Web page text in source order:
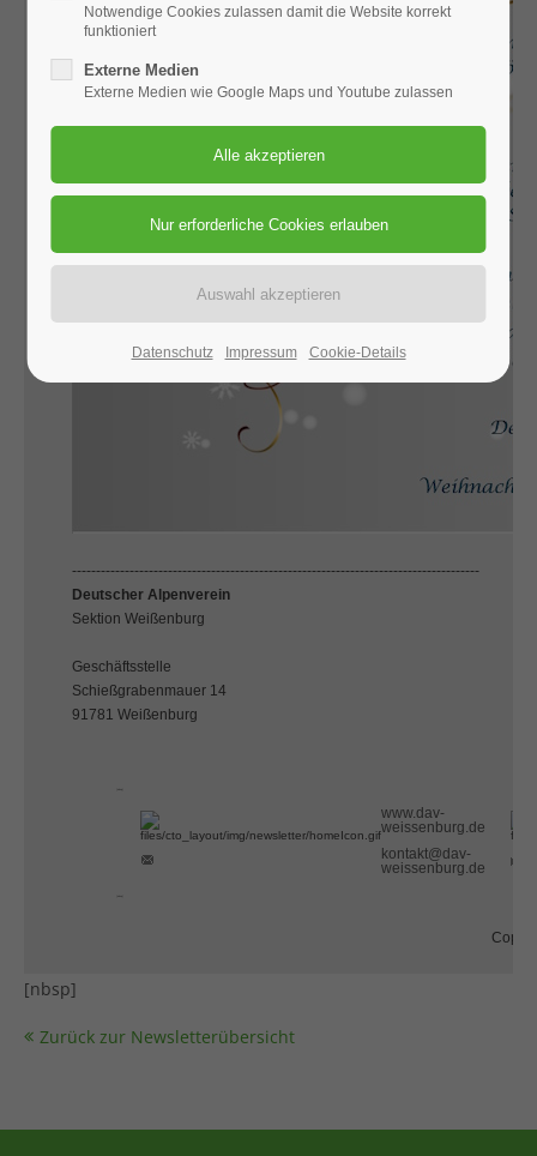
-------------------------------------------------------------------------------------
Deutscher Alpenverein
Sektion Weißenburg
Geschäftsstelle
Schießgrabenmauer 14
91781 Weißenburg
www.dav-
weissenburg.de
kontakt@dav-
weissenburg.de
[nbsp]
Zurück zur Newsletterübersicht
Notwendige Cookies zulassen damit die Website korrekt
funktioniert
Externe Medien
Externe Medien wie Google Maps und Youtube zulassen
Datenschutz Impressum Cookie-Details